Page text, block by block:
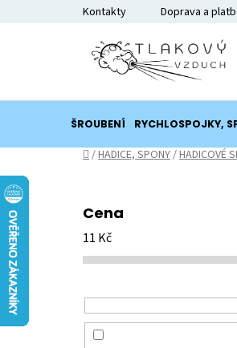
Kontakty Doprava a
ŠROUBENÍ RYCHLOSPOJKY,
Domů
/HADICE, SPONY/HADICOVÉ
Cena
11 Kč